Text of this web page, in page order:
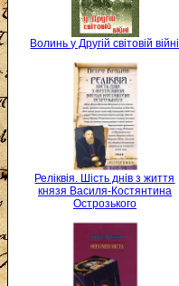
Волинь у Другій світовій війні
Реліквія. Шість днів з життя
князя Василя-Костянтина
Острозького